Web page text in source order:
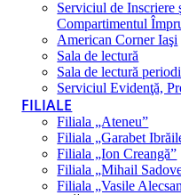
Serviciul de
Compartimentul
American Corner Iaşi
Sala de lectură
Sala de lectură
Serviciul Evidenţă,
FILIALE
Filiala „Ateneu”
Filiala „Garabet
Filiala „Ion Creangă”
Filiala „Mihail
Filiala „Vasile